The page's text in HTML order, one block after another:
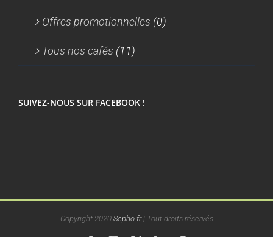
Offres promotionnelles (0)
Tous nos cafés (11)
SUIVEZ-NOUS SUR FACEBOOK !
Copyright 2020 Sepho.fr| Tout droits réservés